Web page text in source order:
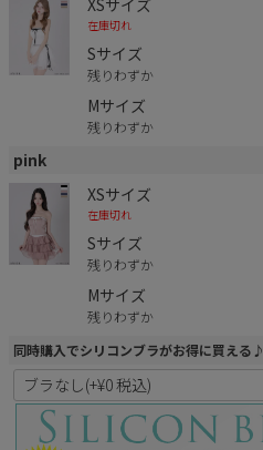
在庫切れ
Sサイズ
残りわずか
Mサイズ
残りわずか
pink
XSサイズ
在庫切れ
Sサイズ
残りわずか
Mサイズ
残りわずか
同時購入でシリコンブラがお得に買える♪